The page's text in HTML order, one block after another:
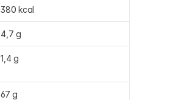
380 kcal
4,7 g
1,4 g
67 g